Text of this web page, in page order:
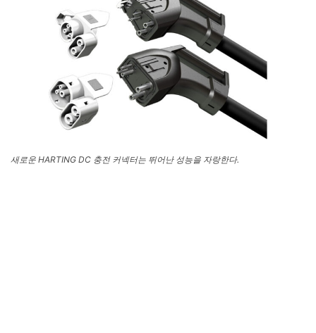
새로운 HARTING DC 충전 커넥터는 뛰어난 성능을 자랑한다.